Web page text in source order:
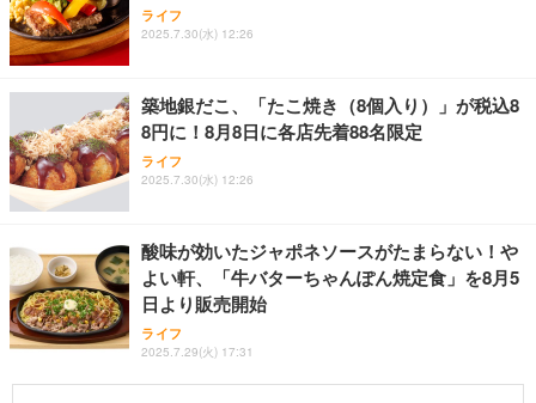
ライフ
2025.7.30(水) 12:26
築地銀だこ、「たこ焼き（8個入り）」が税込8
8円に！8月8日に各店先着88名限定
ライフ
2025.7.30(水) 12:26
酸味が効いたジャポネソースがたまらない！や
よい軒、「牛バターちゃんぽん焼定食」を8月5
日より販売開始
ライフ
2025.7.29(火) 17:31